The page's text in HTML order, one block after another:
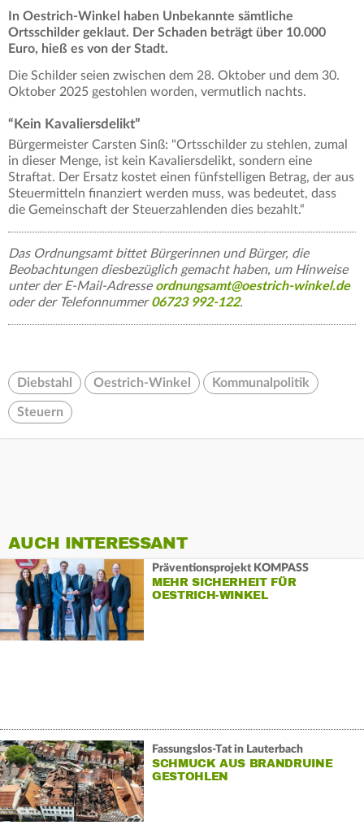
In Oestrich-Winkel haben Unbekannte sämtliche
Ortsschilder geklaut. Der Schaden beträgt über 10.000
Euro, hieß es von der Stadt.
Die Schilder seien zwischen dem 28. Oktober und dem 30.
Oktober 2025 gestohlen worden, vermutlich nachts.
“Kein Kavaliersdelikt”
Bürgermeister Carsten Sinß: "Ortsschilder zu stehlen, zumal
in dieser Menge, ist kein Kavaliersdelikt, sondern eine
Straftat. Der Ersatz kostet einen fünfstelligen Betrag, der aus
Steuermitteln finanziert werden muss, was bedeutet, dass
die Gemeinschaft der Steuerzahlenden dies bezahlt.“
Das Ordnungsamt bittet Bürgerinnen und Bürger, die
Beobachtungen diesbezüglich gemacht haben, um Hinweise
unter der E-Mail-Adresse ordnungsamt@oestrich-winkel.de
oder der Telefonnummer06723 992-122.
Diebstahl Oestrich-Winkel Kommunalpolitik
Steuern
AUCH INTERESSANT
Präventionsprojekt KOMPASS
MEHR SICHERHEIT FÜR
OESTRICH-WINKEL
Fassungslos-Tat in Lauterbach
SCHMUCK AUS BRANDRUINE
GESTOHLEN